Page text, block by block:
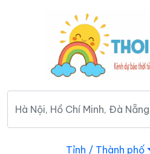
Tỉnh / Thành phố